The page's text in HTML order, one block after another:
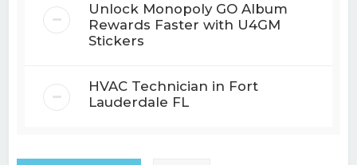
Unlock Monopoly GO Album
Rewards Faster with U4GM
Stickers
HVAC Technician in Fort
Lauderdale FL